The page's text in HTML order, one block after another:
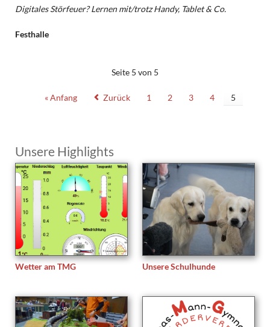
Digitales Störfeuer? Lernen mit/trotz Handy, Tablet & Co.
Festhalle
Seite 5 von 5
« Anfang Zurück 1 2 3 4 5
Unsere Highlights
Wetter am TMG Unsere Schulhunde